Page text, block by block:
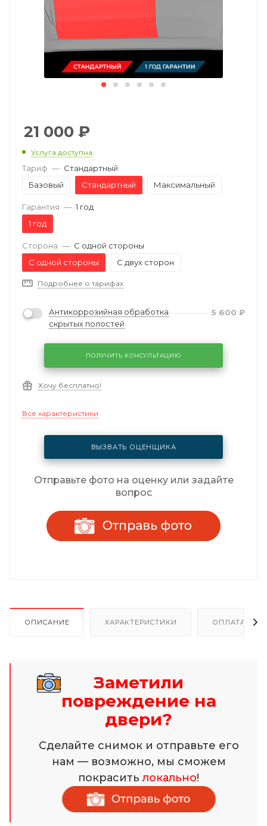
21 000 ₽
Услуга доступна
Тариф — Стандартный
Базовый
Стандартный Максимальный
Гарантия — 1 год
1 год
Сторона — С одной стороны
С одной стороны
С двух сторон
Подробнее о тарифах
Антикоррозийная обработка
скрытых полостей
5 600 ₽
ПОЛУЧИТЬ КОНСУЛЬТАЦИЮ
Хочу бесплатно!
Все характеристики
ВЫЗВАТЬ ОЦЕНЩИКА
Отправьте фото на оценку или задайте
вопрос
ОПИСАНИЕ ХАРАКТЕРИСТИКИ ОПЛАТА И
Заметили
повреждение на
двери?
Сделайте снимок и отправьте его
нам — возможно, мы сможем
покраситьлокально!